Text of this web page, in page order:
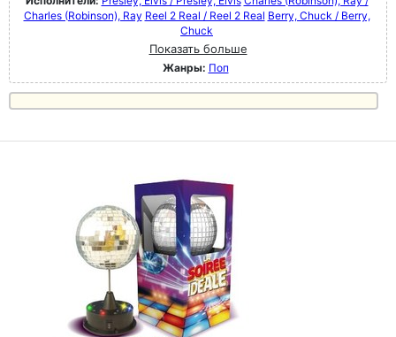
Charles (Robinson), Ray Reel 2 Real / Reel 2 Real Berry, Chuck / Berry,
Chuck
Показать больше
Жанры: Поп